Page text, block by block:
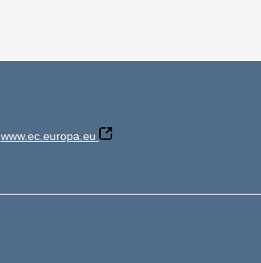
www.ec.europa.eu